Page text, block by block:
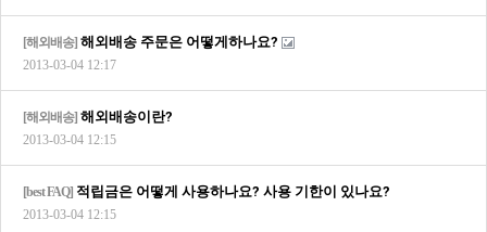
[해외배송] 해외배송 주문은 어떻게하나요?
2013-03-04 12:17
[해외배송] 해외배송이란?
2013-03-04 12:15
[best FAQ] 적립금은 어떻게 사용하나요? 사용 기한이 있나요?
2013-03-04 12:15